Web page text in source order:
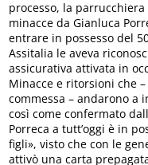
processo, la
minacce da Gianluca
entrare in possesso del
Assitalia le aveva
assicurativa attivata in
Minacce e ritorsioni che
commessa – andarono
così come confermato
Porreca a tutt’oggi è in
figli», visto che con le
attivò una carta